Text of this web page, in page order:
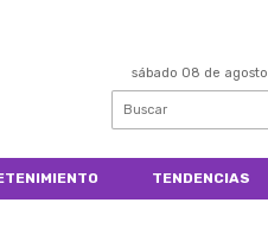
sábado 08 de
TENDENCIAS